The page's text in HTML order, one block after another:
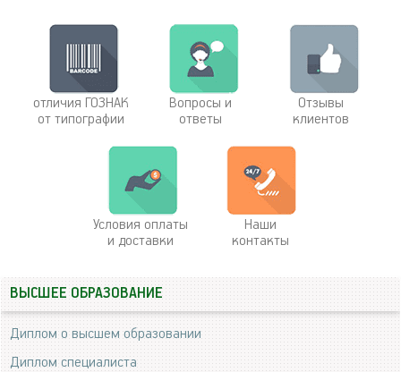
отличия ГОЗНАК
от типографии
Вопросы и
ответы
Отзывы
клиентов
Условия оплаты
и доставки
Наши
контакты
ВЫСШЕЕ ОБРАЗОВАНИЕ
Диплом о высшем образовании
Диплом специалиста